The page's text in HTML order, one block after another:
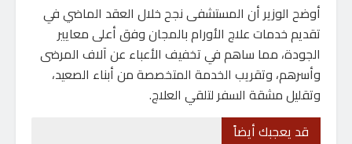
أوضح الوزير أن المستشفى نجح خلال العقد الماضي في
تقديم خدمات علاج الأورام بالمجان وفق أعلى معايير
الجودة، مما ساهم في تخفيف الأعباء عن آلاف المرضى
وأسرهم، وتقريب الخدمة المتخصصة من أبناء الصعيد،
وتقليل مشقة السفر لتلقي العلاج.
قد يعجبك أيضاً